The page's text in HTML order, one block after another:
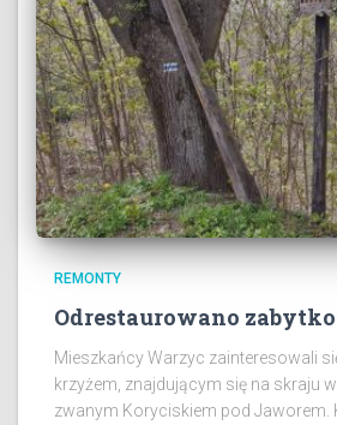
REMONTY
Odrestaurowano
Mieszkańcy Warzyc zainteresowali
krzyżem, znajdującym się na skraju
zwanym Koryciskiem pod Jaworem.